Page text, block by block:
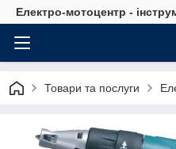
Електро-мотоцентр -
Товари та послуги